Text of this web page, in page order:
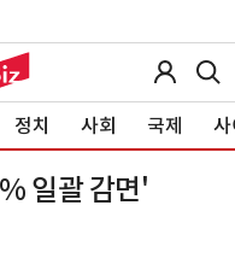
정치 사회 국제 사
일괄 감면'